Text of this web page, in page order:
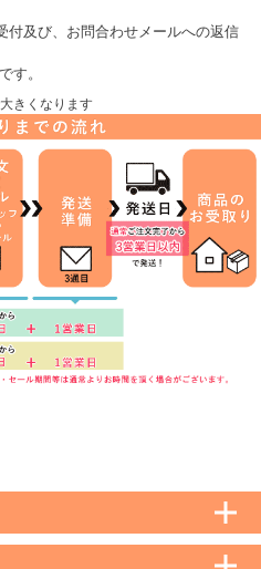
付及び、お問合わせメールへの返信
す。
きくなります